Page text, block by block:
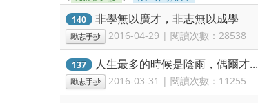
140 非學無以廣才，非志無以成學
勵志手抄 2016-04-29 | 閱讀次數：28538
137 人生最多的時候是陰雨，偶爾才...
勵志手抄 2016-03-31 | 閱讀次數：11255